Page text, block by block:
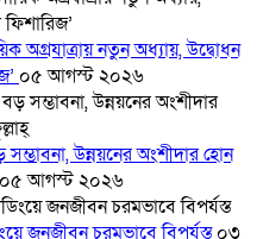
অগ্রযাত্রায় নতুন অধ্যায়, উদ্বোধন
০৫ আগস্ট ২০২৬
উন্নয়নের অংশীদার হোন
০৫ আগস্ট ২০২৬
জনজীবন চরমভাবে বিপর্যস্ত০৩